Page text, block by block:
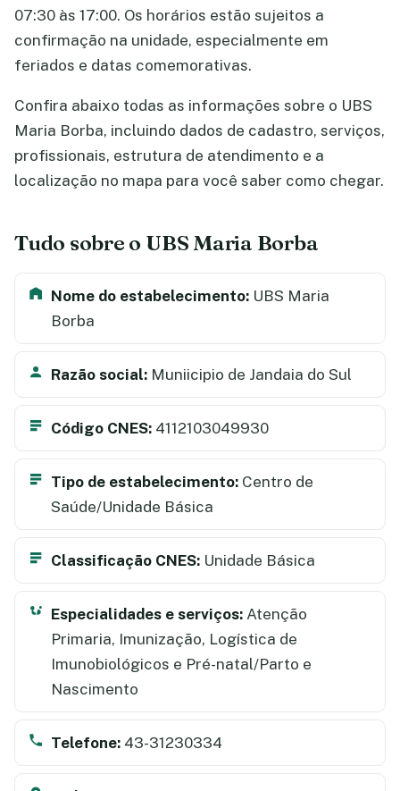
07:30 às 17:00. Os horários estão sujeitos a
confirmação na unidade, especialmente em
feriados e datas comemorativas.
Confira abaixo todas as informações sobre o UBS
Maria Borba, incluindo dados de cadastro, serviços,
profissionais, estrutura de atendimento e a
localização no mapa para você saber como chegar.
Tudo sobre o UBS Maria Borba
Nome do estabelecimento: UBS Maria
Borba
Razão social: Muniicipio de Jandaia do Sul
Código CNES: 4112103049930
Tipo de estabelecimento: Centro de
Saúde/Unidade Básica
Classificação CNES: Unidade Básica
Especialidades e serviços: Atenção
Primaria, Imunização, Logística de
Imunobiológicos e Pré-natal/Parto e
Nascimento
Telefone: 43-31230334